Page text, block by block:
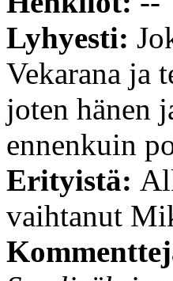
Lyhyesti:
Vekarana ja
joten hänen
ennenkuin
Erityistä:
vaihtanut